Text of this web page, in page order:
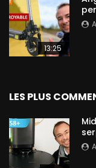
13:25
LES PLUS